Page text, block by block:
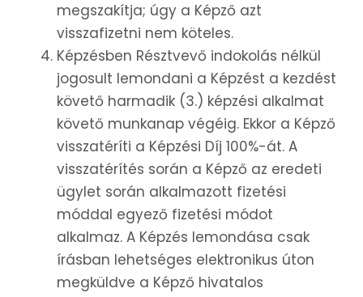
megszakítja; úgy a Képző azt
visszafizetni nem köteles.
Képzésben Résztvevő indokolás nélkül
jogosult lemondani a Képzést a kezdést
követő harmadik (3.) képzési alkalmat
követő munkanap végéig. Ekkor a Képző
visszatéríti a Képzési Díj 100%-át. A
visszatérítés során a Képző az eredeti
ügylet során alkalmazott fizetési
móddal egyező fizetési módot
alkalmaz. A Képzés lemondása csak
írásban lehetséges elektronikus úton
megküldve a Képző hivatalos